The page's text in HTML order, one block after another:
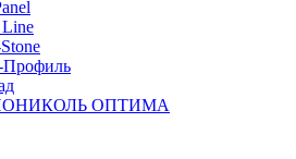
Профиль
ОПТИМА